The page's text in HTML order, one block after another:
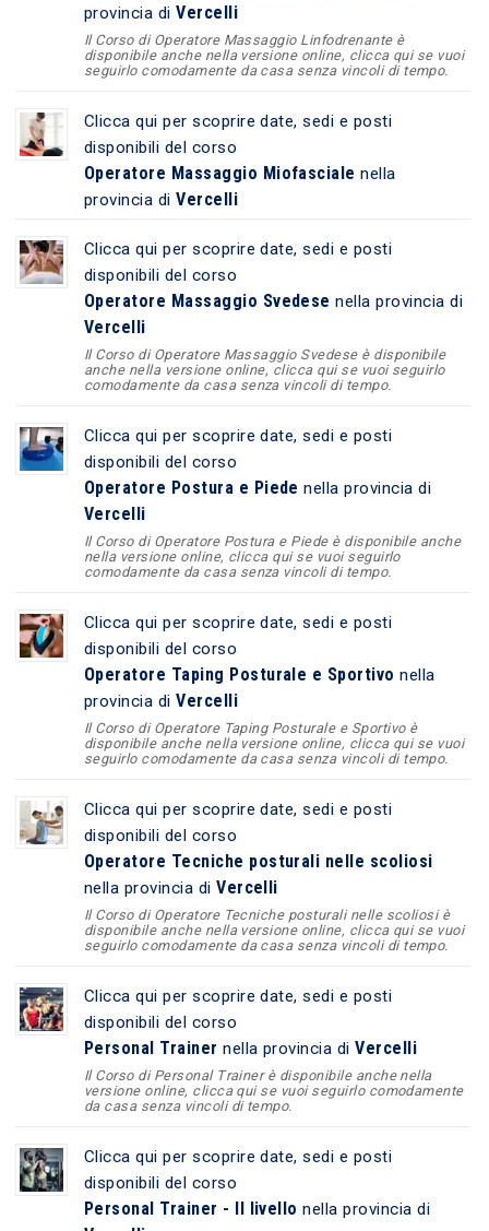
provincia diVercelli
Il Corso di Operatore Massaggio Linfodrenante è
disponibile anche nella versione online, clicca qui se vuoi
seguirlo comodamente da casa senza vincoli di tempo.
Clicca qui per scoprire date, sedi e posti
disponibili del corso
Operatore Massaggio Miofasciale nella
provincia diVercelli
Clicca qui per scoprire date, sedi e posti
disponibili del corso
Operatore Massaggio Svedese nella provincia di
Vercelli
Il Corso di Operatore Massaggio Svedese è disponibile
anche nella versione online, clicca qui se vuoi seguirlo
comodamente da casa senza vincoli di tempo.
Clicca qui per scoprire date, sedi e posti
disponibili del corso
Operatore Postura e Piede nella provincia di
Vercelli
Il Corso di Operatore Postura e Piede è disponibile anche
nella versione online, clicca qui se vuoi seguirlo
comodamente da casa senza vincoli di tempo.
Clicca qui per scoprire date, sedi e posti
disponibili del corso
Operatore Taping Posturale e Sportivo nella
provincia diVercelli
Il Corso di Operatore Taping Posturale e Sportivo è
disponibile anche nella versione online, clicca qui se vuoi
seguirlo comodamente da casa senza vincoli di tempo.
Clicca qui per scoprire date, sedi e posti
disponibili del corso
Operatore Tecniche posturali nelle scoliosi
nella provincia diVercelli
Il Corso di Operatore Tecniche posturali nelle scoliosi è
disponibile anche nella versione online, clicca qui se vuoi
seguirlo comodamente da casa senza vincoli di tempo.
Clicca qui per scoprire date, sedi e posti
disponibili del corso
Personal Trainer nella provincia diVercelli
Il Corso di Personal Trainer è disponibile anche nella
versione online, clicca qui se vuoi seguirlo comodamente
da casa senza vincoli di tempo.
Clicca qui per scoprire date, sedi e posti
disponibili del corso
Personal Trainer - II livello nella provincia di